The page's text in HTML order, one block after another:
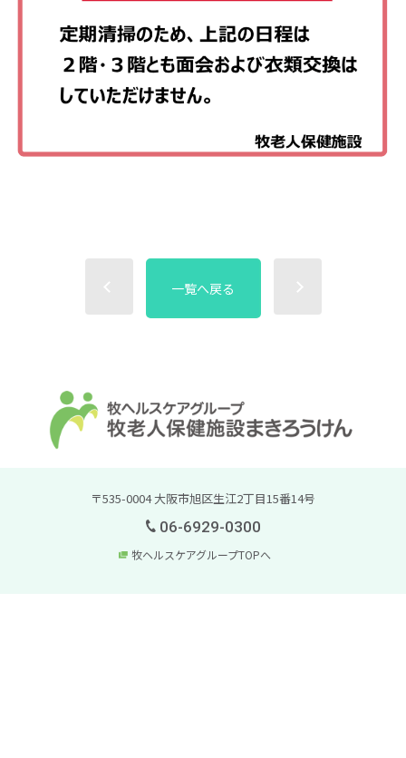
一覧へ戻る
牧ヘルスケアグループTOPへ
06-6929-0300
〒535-0004 大阪市旭区生江2丁目15番14号